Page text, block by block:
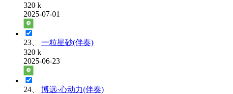
320 k
2025-07-01
23、
一粒星砂(伴奏)
320 k
2025-06-23
24、
博远·心动力(伴奏)